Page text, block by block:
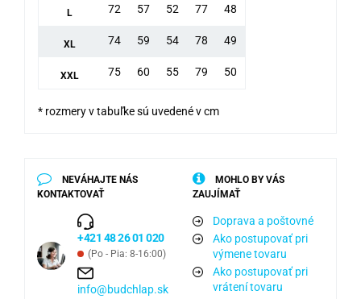
L 72 57 52 77 48
XL 74 59 54 78 49
XXL 75 60 55 79 50
* rozmery v tabuľke sú uvedené v cm
NEVÁHAJTE NÁS
KONTAKTOVAŤ
+421 48 26 01 020
(Po - Pia: 8-16:00)
info@budchlap.sk
MOHLO BY VÁS
ZAUJÍMAŤ
Doprava a poštovné
Ako postupovať pri
výmene tovaru
Ako postupovať pri
vrátení tovaru